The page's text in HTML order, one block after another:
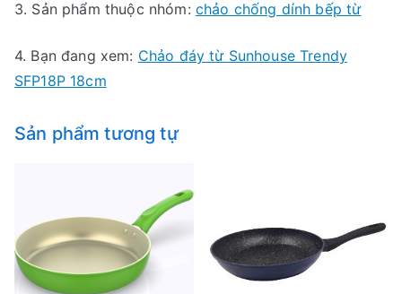
3. Sản phẩm thuộc nhóm: chảo chống dính bếp từ
4. Bạn đang xem: Chảo đáy từ Sunhouse Trendy
SFP18P 18cm
Sản phẩm tương tự